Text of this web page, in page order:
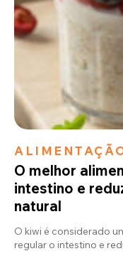
O melhor
intestino e
natural
O kiwi é considerado
regular o intestino e